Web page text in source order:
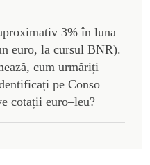
3% în luna
euro, la cursul BNR).
cum urmăriți
pe Conso
cotații euro–leu?